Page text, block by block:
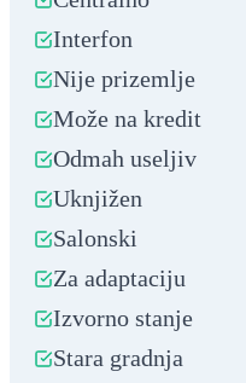
Interfon
Nije prizemlje
Može na kredit
Odmah useljiv
Uknjižen
Salonski
Za adaptaciju
Izvorno stanje
Stara gradnja